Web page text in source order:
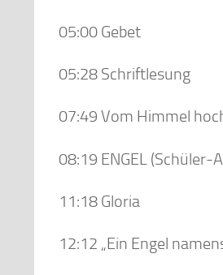
05:00 Gebet
05:28 Schriftlesung
07:49 Vom Himmel
08:19 ENGEL (Schüler-
11:18 Gloria
12:12 „Ein Engel